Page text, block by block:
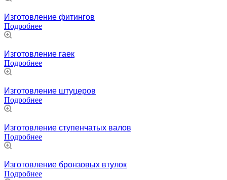
Изготовление фитингов
Подробнее
Изготовление гаек
Подробнее
Изготовление штуцеров
Подробнее
Изготовление ступенчатых валов
Подробнее
Изготовление бронзовых втулок
Подробнее